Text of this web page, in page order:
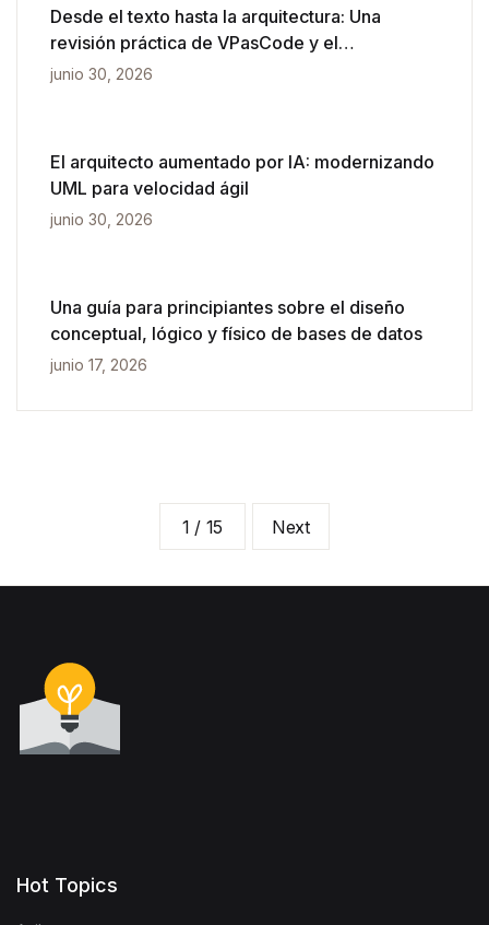
Desde el texto hasta la arquitectura: Una
revisión práctica de VPasCode y el
diagramado impulsado por IA
junio 30, 2026
El arquitecto aumentado por IA: modernizando
UML para velocidad ágil
junio 30, 2026
Una guía para principiantes sobre el diseño
conceptual, lógico y físico de bases de datos
junio 17, 2026
1 / 15 Next
Hot Topics